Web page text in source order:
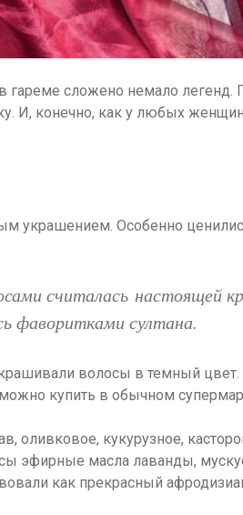
гареме сложено немало легенд.
И, конечно, как у любых
украшением. Особенно
считалась настоящей
фаворитками султана.
волосы в темный цвет.
купить в обычном
оливковое, кукурузное,
эфирные масла лаванды,
как прекрасный